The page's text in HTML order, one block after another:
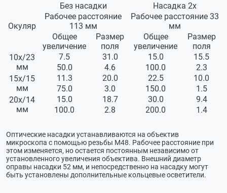
Окуляр
Без насадки
Насадка 2х
Рабочее расстояние
113 мм
Рабочее расстояние 33
мм
Общее
увеличение
Размер
поля
Общее
увеличение
Размер
поля
10х/23
мм
7.5 31.0 15.0
15.5
50.0
4.6 100.0
2.3
15х/15
мм
11.3 20.0 22.5
10.0
75.0
3.0 150.0
1.5
20х/14
мм
15.0 18.7 30.0
9.4
100.0
2.8 200.0 1.4
Оптические насадки устанавливаются на объектив
микроскопа с помощью резьбы М48. Рабочее расстояние при
этом изменяется, но остается постоянным независимо от
установленного увеличения объектива. Внешний диаметр
оправы насадки 52 мм, и непосредственно на насадку могут
быть установлены дополнительные кольцевые осветители.